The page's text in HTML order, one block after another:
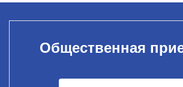
Общественная